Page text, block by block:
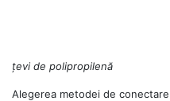
țevi de polipropilenă
Alegerea metodei de